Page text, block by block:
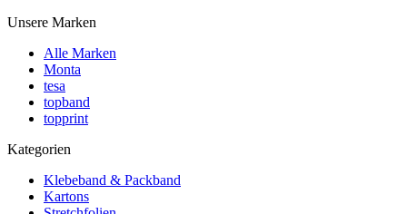
Unsere Marken
Alle Marken
Monta
tesa
topband
topprint
Kategorien
Klebeband & Packband
Kartons